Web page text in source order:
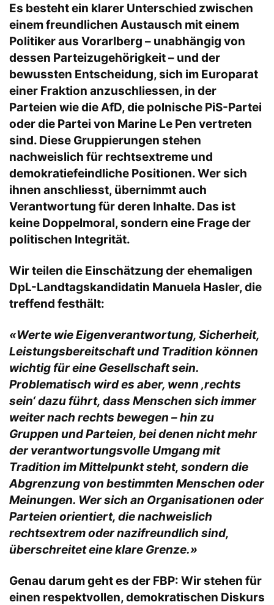
Es besteht ein klarer Unterschied zwischen
einem freundlichen Austausch mit einem
Politiker aus Vorarlberg – unabhängig von
dessen Parteizugehörigkeit – und der
bewussten Entscheidung, sich im Europarat
einer Fraktion anzuschliessen, in der
Parteien wie die AfD, die polnische PiS-Partei
oder die Partei von Marine Le Pen vertreten
sind. Diese Gruppierungen stehen
nachweislich für rechtsextreme und
demokratiefeindliche Positionen. Wer sich
ihnen anschliesst, übernimmt auch
Verantwortung für deren Inhalte. Das ist
keine Doppelmoral, sondern eine Frage der
politischen Integrität.
Wir teilen die Einschätzung der ehemaligen
DpL-Landtagskandidatin Manuela Hasler, die
treffend festhält:
«Werte wie Eigenverantwortung, Sicherheit,
Leistungsbereitschaft und Tradition können
wichtig für eine Gesellschaft sein.
Problematisch wird es aber, wenn ‚rechts
sein‘ dazu führt, dass Menschen sich immer
weiter nach rechts bewegen – hin zu
Gruppen und Parteien, bei denen nicht mehr
der verantwortungsvolle Umgang mit
Tradition im Mittelpunkt steht, sondern die
Abgrenzung von bestimmten Menschen oder
Meinungen. Wer sich an Organisationen oder
Parteien orientiert, die nachweislich
rechtsextrem oder nazifreundlich sind,
überschreitet eine klare Grenze.»
Genau darum geht es der FBP: Wir stehen für
einen respektvollen, demokratischen Diskurs